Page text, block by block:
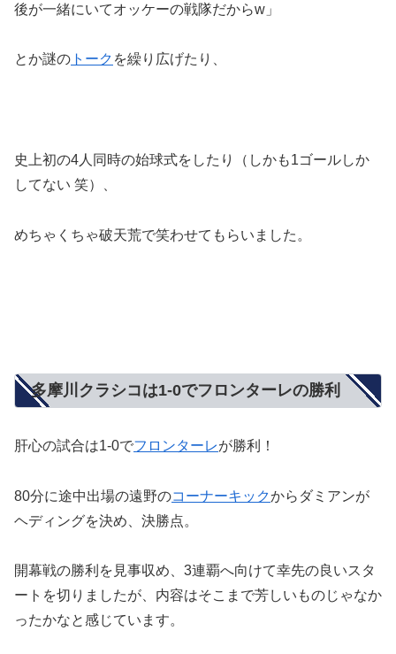
後が一緒にいてオッケーの戦隊だからw」
とか謎の トーク を繰り広げたり、
史上初の4人同時の始球式をしたり（しかも1ゴールしか
してない 笑）、
めちゃくちゃ破天荒で笑わせてもらいました。
多摩川クラシコは1-0でフロンターレの勝利
肝心の試合は1-0でフロンターレが勝利！
80分に途中出場の遠野のコーナーキックからダミアンが
ヘディングを決め、決勝点。
開幕戦の勝利を見事収め、3連覇へ向けて幸先の良いスタ
ートを切りましたが、内容はそこまで芳しいものじゃなか
ったかなと感じています。